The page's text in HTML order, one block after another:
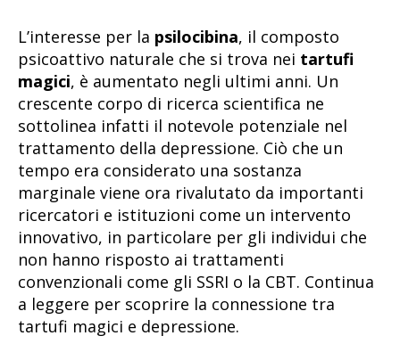
L’interesse per la psilocibina, il composto
psicoattivo naturale che si trova nei tartufi
magici, è aumentato negli ultimi anni. Un
crescente corpo di ricerca scientifica ne
sottolinea infatti il notevole potenziale nel
trattamento della depressione. Ciò che un
tempo era considerato una sostanza
marginale viene ora rivalutato da importanti
ricercatori e istituzioni come un intervento
innovativo, in particolare per gli individui che
non hanno risposto ai trattamenti
convenzionali come gli SSRI o la CBT. Continua
a leggere per scoprire la connessione tra
tartufi magici e depressione.